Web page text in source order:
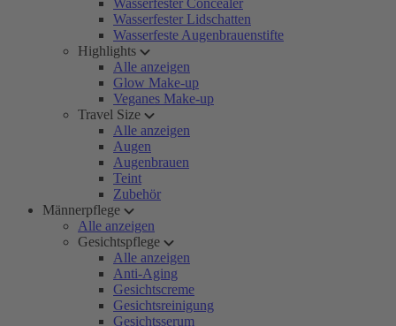
Wasserfester Concealer
Wasserfester Lidschatten
Wasserfeste Augenbrauenstifte
Highlights
Alle anzeigen
Glow Make-up
Veganes Make-up
Travel Size
Alle anzeigen
Augen
Augenbrauen
Teint
Zubehör
Männerpflege
Alle anzeigen
Gesichtspflege
Alle anzeigen
Anti-Aging
Gesichtscreme
Gesichtsreinigung
Gesichtsserum